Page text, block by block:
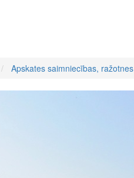
Apskates saimniecības, ražotnes